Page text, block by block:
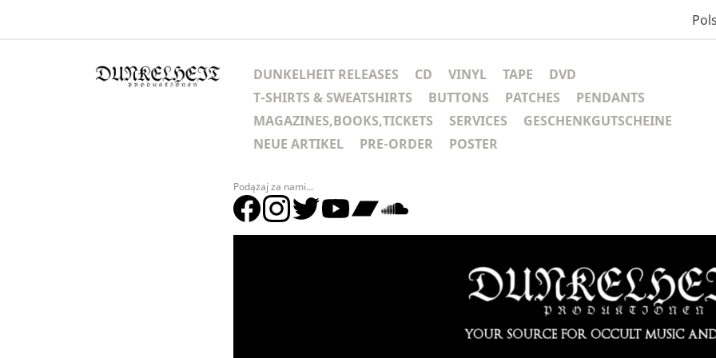
DUNKELHEIT RELEASES CD VINYL TAPE
DVD
T-SHIRTS & SWEATSHIRTS
BUTTONS PATCHES
PENDANTS
MAGAZINES,BOOKS,TICKETS
SERVICES
GESCHENKGUTSCHEINE
NEUE ARTIKEL
PRE-ORDER POSTER
Podążaj za nami...